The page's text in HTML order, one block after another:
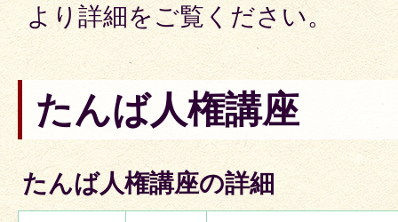
より詳細をご覧ください。
たんば人権講座
たんば人権講座の詳細